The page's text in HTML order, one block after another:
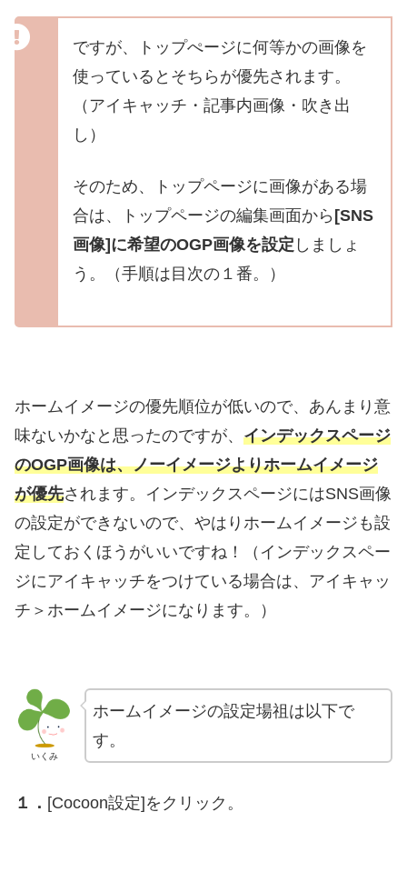
ですが、トップぺージに何等かの画像を
使っているとそちらが優先されます。
（アイキャッチ・記事内画像・吹き出
し）
そのため、トップページに画像がある場
合は、トップページの編集画面から [SNS
画像]に希望のOGP画像を設定 しましょ
う。（手順は目次の１番。）
ホームイメージの優先順位が低いので、あんまり意
味ないかなと思ったのですが、 インデックスページ
のOGP画像は、ノーイメージよりホームイメージ
が優先されます。インデックスページにはSNS画像
の設定ができないので、やはりホームイメージも設
定しておくほうがいいですね！（インデックスペー
ジにアイキャッチをつけている場合は、アイキャッ
チ＞ホームイメージになります。）
いくみ
ホームイメージの設定場祖は以下で
す。
１． [Cocoon設定]をクリック。